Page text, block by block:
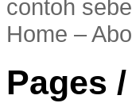
contoh
Home –
Pages